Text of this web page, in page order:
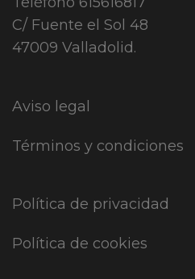
C/ Fuente el Sol 48
47009 Valladolid.
Aviso legal
Términos y condiciones
Política de privacidad
Política de cookies